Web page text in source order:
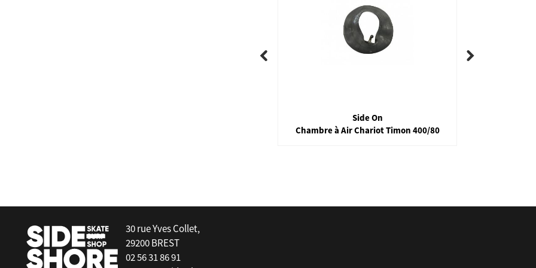
Side On
Chambre à Air Chariot Timon 400/80
30 rue Yves Collet,
29200 BREST
02 56 31 86 91